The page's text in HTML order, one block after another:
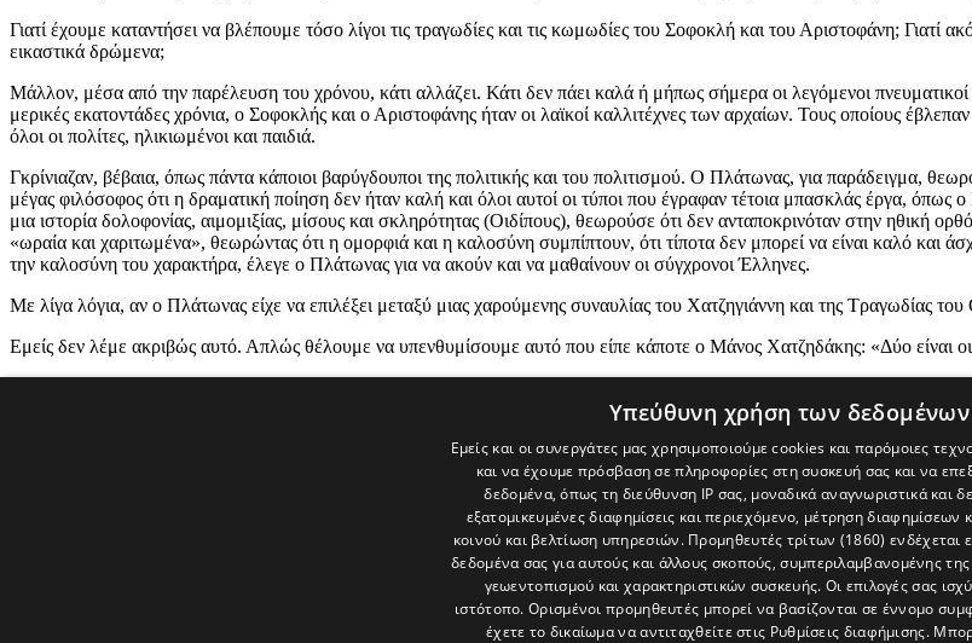
Γιατί έχουμε καταντήσει να βλέπουμε τόσο λίγοι τις τραγωδίες και τις κωμωδίες του Σοφοκλή και του Αριστοφάνη; Γιατί
εικαστικά δρώμενα;
Μάλλον, μέσα από την παρέλευση του χρόνου, κάτι αλλάζει. Κάτι δεν πάει καλά ή μήπως σήμερα οι λεγόμενοι
μερικές εκατοντάδες χρόνια, ο Σοφοκλής και ο Αριστοφάνης ήταν οι λαϊκοί καλλιτέχνες των αρχαίων. Τους οποίους
όλοι οι πολίτες, ηλικιωμένοι και παιδιά.
Γκρίνιαζαν, βέβαια, όπως πάντα κάποιοι βαρύγδουποι της πολιτικής και του πολιτισμού. Ο Πλάτωνας, για παράδειγμα,
μέγας φιλόσοφος ότι η δραματική ποίηση δεν ήταν καλή και όλοι αυτοί οι τύποι που έγραφαν τέτοια μπασκλάς έργα,
μια ιστορία δολοφονίας, αιμομιξίας, μίσους και σκληρότητας (Οιδίπους), θεωρούσε ότι δεν ανταποκρινόταν στην ηθική
«ωραία και χαριτωμένα», θεωρώντας ότι η ομορφιά και η καλοσύνη συμπίπτουν, ότι τίποτα δεν μπορεί να είναι καλό
την καλοσύνη του χαρακτήρα, έλεγε ο Πλάτωνας για να ακούν και να μαθαίνουν οι σύγχρονοι Έλληνες.
Με λίγα λόγια, αν ο Πλάτωνας είχε να επιλέξει μεταξύ μιας χαρούμενης συναυλίας του Χατζηγιάννη και της Τραγωδίας
Εμείς δεν λέμε ακριβώς αυτό. Απλώς θέλουμε να υπενθυμίσουμε αυτό που είπε κάποτε ο Μάνος Χατζηδάκης: «Δύο είναι οι
Υπεύθυνη χρήση των
Εμείς και οι συνεργάτες μας χρησιμοποιούμε cookies και παρόμοιες
και να έχουμε πρόσβαση σε πληροφορίες στη συσκευή σας και να
δεδομένα, όπως τη διεύθυνση IP σας, μοναδικά αναγνωριστικά και
εξατομικευμένες διαφημίσεις και περιεχόμενο, μέτρηση διαφημίσεων
κοινού και βελτίωση υπηρεσιών. Προμηθευτές τρίτων (1860) ενδέχεται
δεδομένα σας για αυτούς και άλλους σκοπούς, συμπεριλαμβανομένης
γεωεντοπισμού και χαρακτηριστικών συσκευής. Οι επιλογές σας
ιστότοπο. Ορισμένοι προμηθευτές μπορεί να βασίζονται σε έννομο
έχετε το δικαίωμα να αντιταχθείτε στις Ρυθμίσεις διαφήμισης.